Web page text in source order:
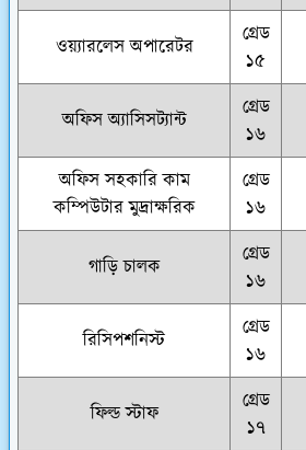
ওয়্যারলেস অপারেটর
গ্রেড
১৫
অফিস অ্যাসিসট্যান্ট
গ্রেড
১৬
অফিস সহকারি কাম
কম্পিউটার মুদ্রাক্ষরিক
গ্রেড
১৬
গাড়ি চালক
গ্রেড
১৬
রিসিপশনিস্ট
গ্রেড
১৬
ফিল্ড স্টাফ
গ্রেড
১৭